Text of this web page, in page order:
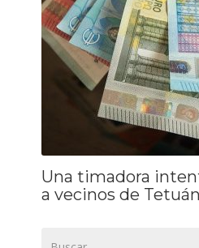
Una timadora
a vecinos de Tetuán